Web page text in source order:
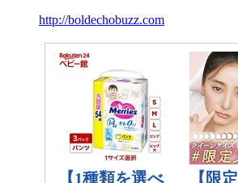
http://boldechobuzz.com